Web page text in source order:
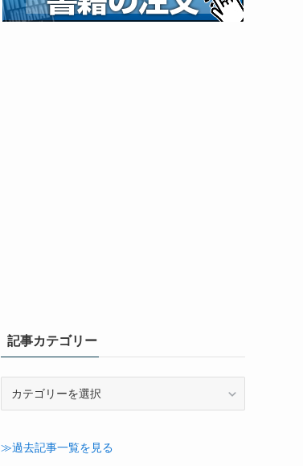
記事カテゴリー
ゴ
≫過去記事一覧を見る